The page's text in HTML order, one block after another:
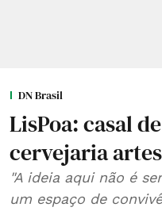
DN Brasil
LisPoa: casal
cervejaria
"A ideia aqui não é
um espaço de